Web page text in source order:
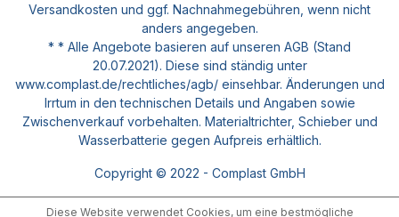
Versandkosten und ggf. Nachnahmegebühren, wenn nicht
anders angegeben.
* * Alle Angebote basieren auf unseren AGB (Stand
20.07.2021). Diese sind ständig unter
www.complast.de/rechtliches/agb/ einsehbar. Änderungen und
Irrtum in den technischen Details und Angaben sowie
Zwischenverkauf vorbehalten. Materialtrichter, Schieber und
Wasserbatterie gegen Aufpreis erhältlich.
Copyright © 2022 - Complast GmbH
Diese Website verwendet Cookies, um eine bestmögliche